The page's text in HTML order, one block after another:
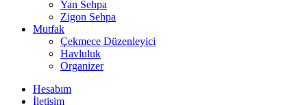
Yan Sehpa
Zigon Sehpa
Mutfak
Çekmece Düzenleyici
Havluluk
Organizer
Hesabım
İletişim